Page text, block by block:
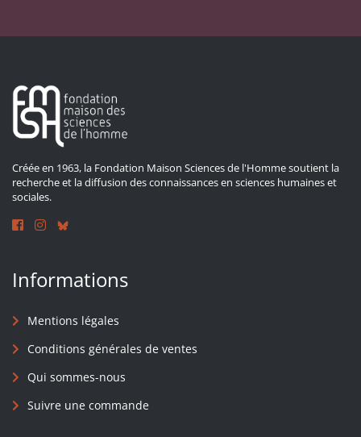
Créée en 1963, la Fondation Maison Sciences de l'Homme soutient la
recherche et la diffusion des connaissances en sciences humaines et
sociales.
Informations
Mentions légales
Conditions générales de ventes
Qui sommes-nous
Suivre une commande